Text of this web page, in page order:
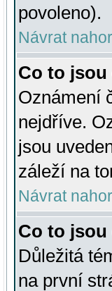
povoleno).
Návrat
Co to jsou
Oznámení
nejdříve.
jsou
záleží na
Návrat
Co to jsou
Důležitá
na první